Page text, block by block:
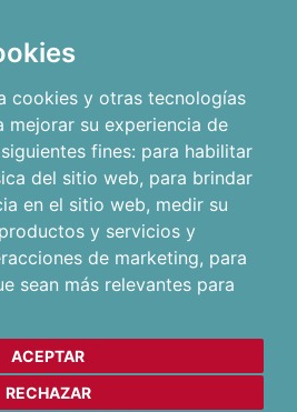
cookies y otras tecnologías
mejorar su experiencia de
fines: para habilitar
del sitio web, para brindar
en el sitio web, medir su
y servicios y
de marketing, para
sean más relevantes para
ACEPTAR
RECHAZAR